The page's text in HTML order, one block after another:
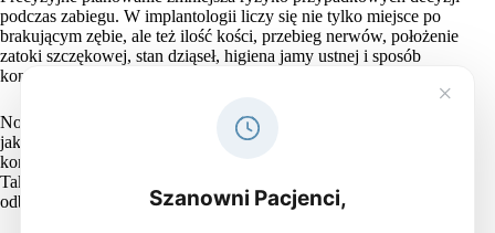
podczas zabiegu. W implantologii liczy się nie tylko miejsce po
brakującym zębie, ale też ilość kości, przebieg nerwów, położenie
zatoki szczękowej, stan dziąseł, higiena jamy ustnej i sposób
kontaktu zębów podczas gryzienia.
Nowoczesna implantologia korzysta z rozwiązań cyfrowych, takich
jak
skanowanie jamy ustnej
komputerowe, technologia CAD/CAM oraz szablony chirurgiczne.
Takie narzędzia pomagają zaplanować pozycję implantu i przyszłą
odbudowę protetyczną jeszcze przed zabiegiem.
Szanowni Pacjenci,
×